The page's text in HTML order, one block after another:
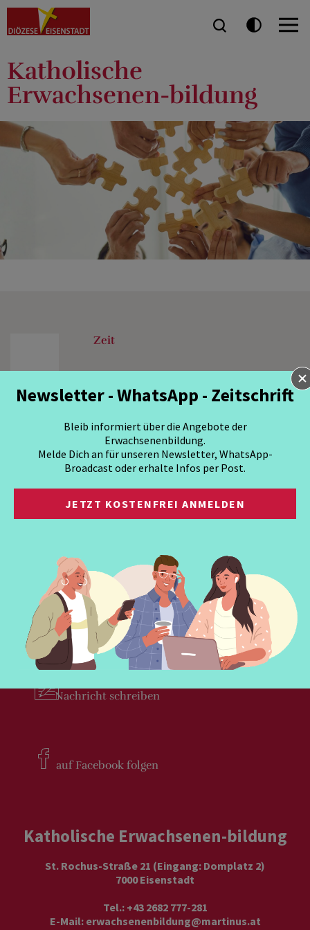
Katholische
Erwachsenen-bildung
Zeit
Newsletterbestellen
Nachricht schreiben
auf Facebook folgen
Katholische Erwachsenen-bildung
St. Rochus-Straße 21 (Eingang: Domplatz 2)
7000 Eisenstadt
Tel.: +43 2682 777-281
E-Mail: erwachsenenbildung@martinus.at
Newsletter - WhatsApp - Zeitschrift
Bleib informiert über die Angebote der
Erwachsenenbildung.
Melde Dich an für unseren Newsletter, WhatsApp-
Broadcast oder erhalte Infos per Post.
JETZT KOSTENFREI ANMELDEN